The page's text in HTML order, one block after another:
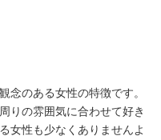
念のある女性の特徴です。
りの雰囲気に合わせて好き
女性も少なくありませんよ